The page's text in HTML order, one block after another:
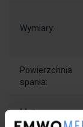
Wymiary:
Powierzchnia
spania:
Materac: